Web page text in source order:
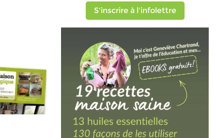
S'inscrire à l'infolettre